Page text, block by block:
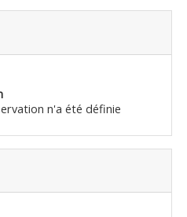
n'a été définie